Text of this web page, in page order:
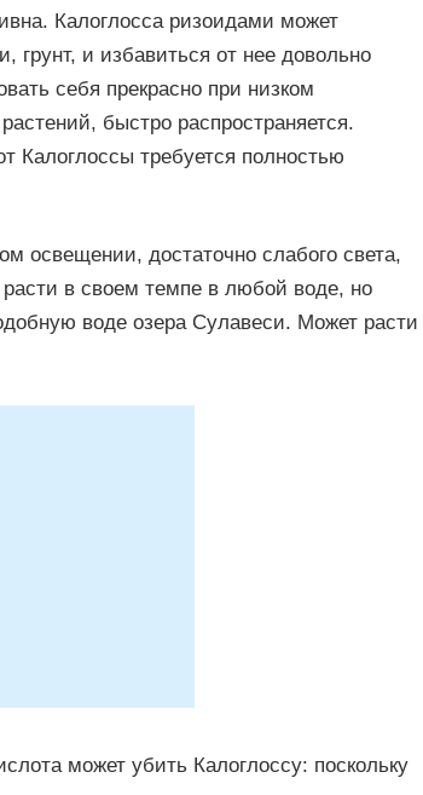
Калоглосса ризоидами может
грунт, и избавиться от нее довольно
себя прекрасно при низком
быстро распространяется.
Калоглоссы требуется полностью
освещении, достаточно слабого света,
в своем темпе в любой воде, но
воде озера Сулавеси. Может расти
может убить Калоглоссу: поскольку